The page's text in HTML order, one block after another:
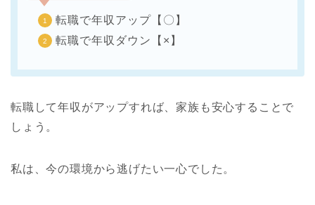
転職で年収アップ【〇】
転職で年収ダウン【×】
転職して年収がアップすれば、家族も安心することで
しょう。
私は、今の環境から逃げたい一心でした。